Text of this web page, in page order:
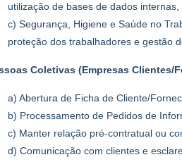
utilização de bases de dados internas,
c) Segurança, Higiene e Saúde no
proteção dos trabalhadores e gestão
Coletivas (Empresas Clientes/
a) Abertura de Ficha de Cliente/
b) Processamento de Pedidos de
c) Manter relação pré-contratual ou
d) Comunicação com clientes e